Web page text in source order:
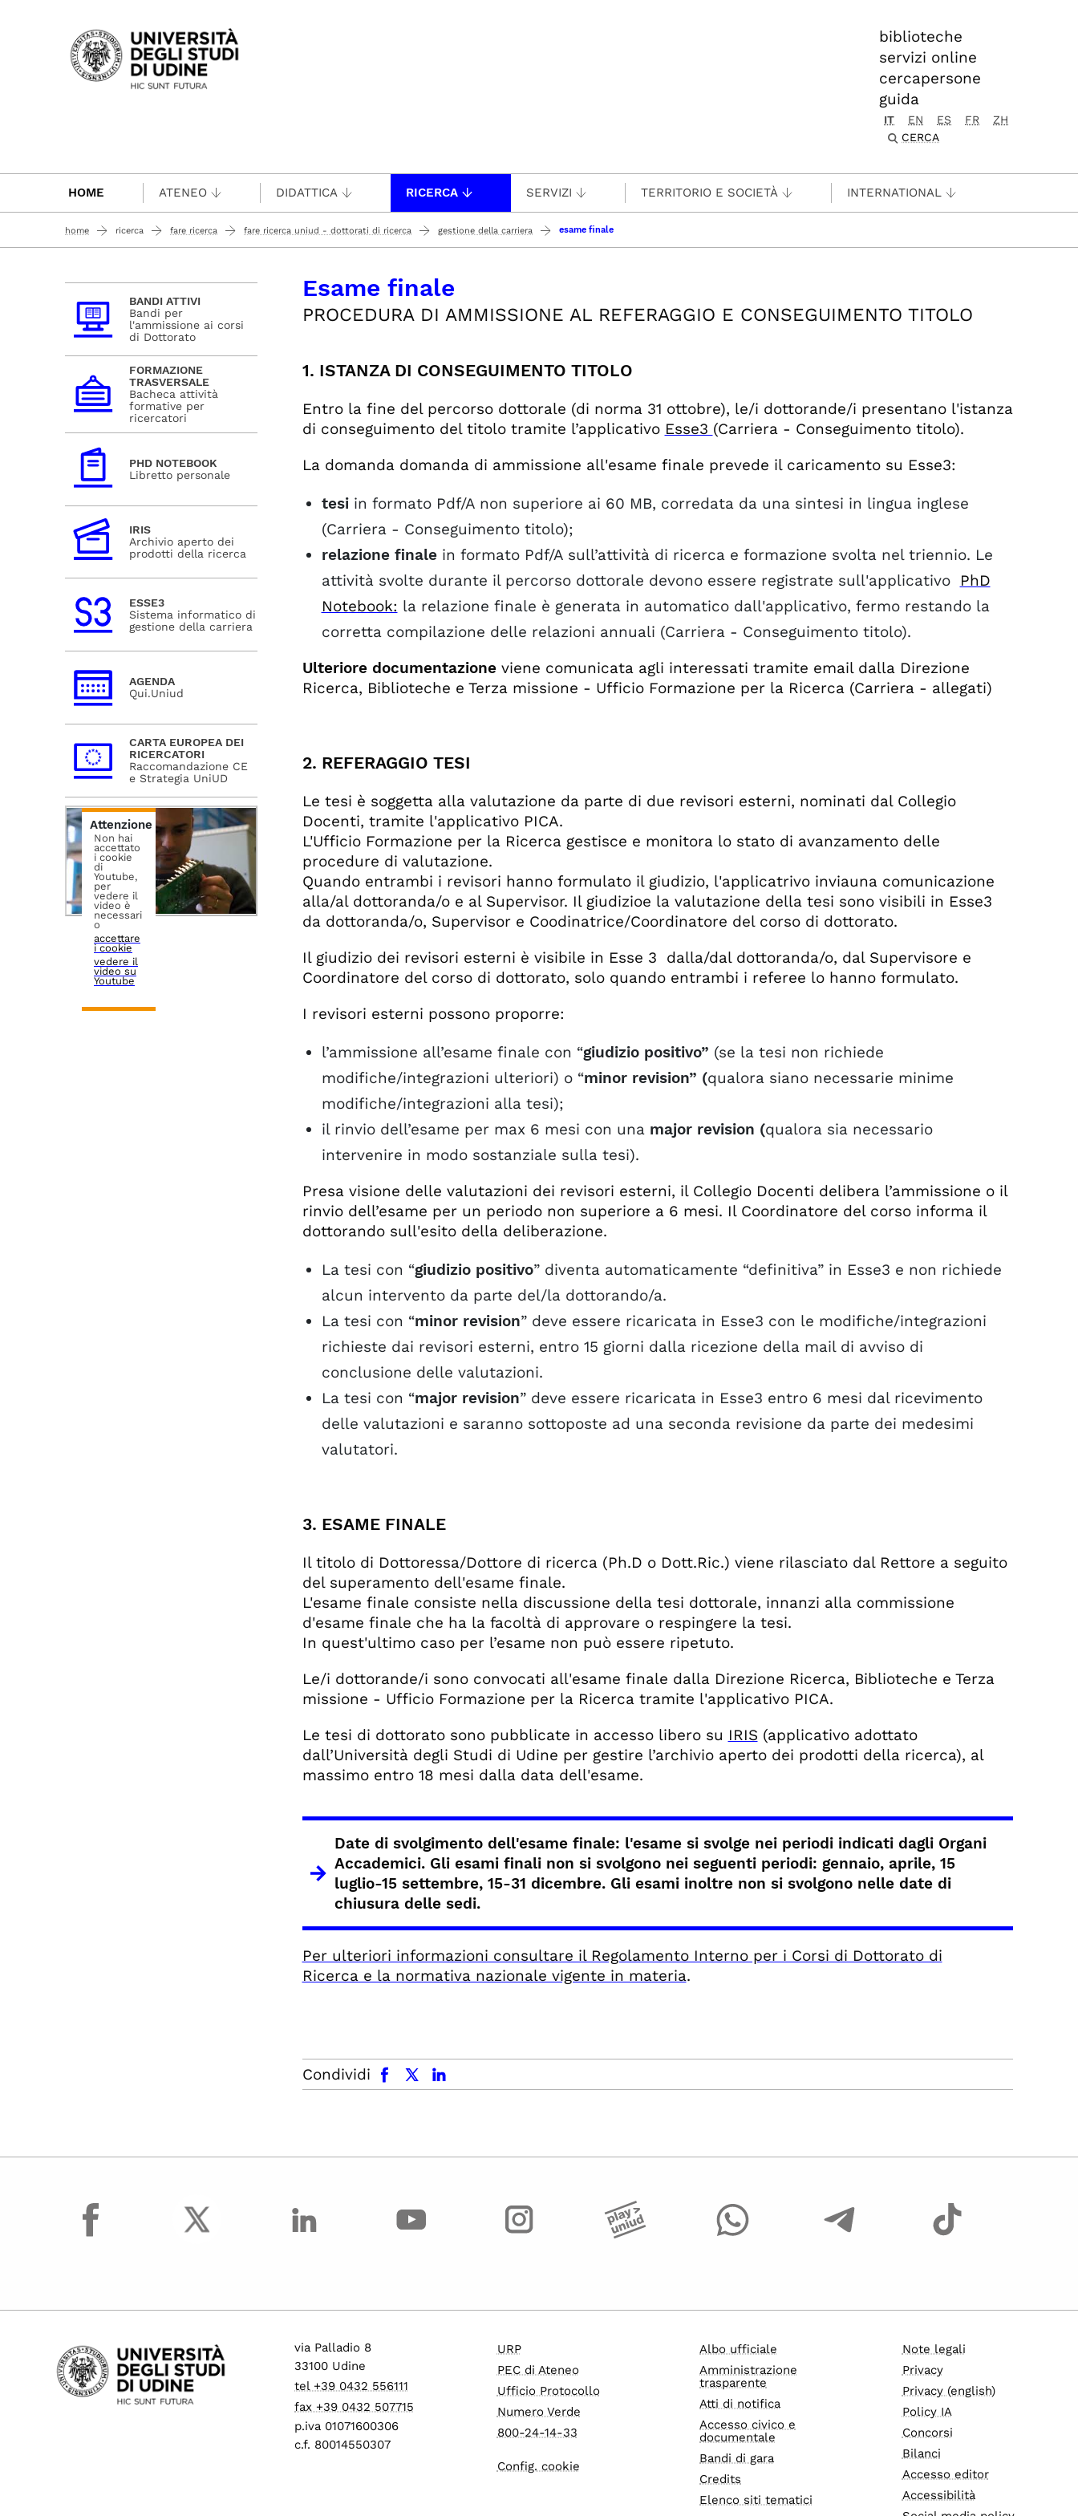
Passa al contenuto principale
biblioteche
servizi online
cercapersone
guida
IT EN ES FR
ZH
CERCA
HOME ATENEO DIDATTICA RICERCA SERVIZI TERRITORIO E SOCIETÀ INTERNATIONAL
home ricerca fare ricerca fare ricerca uniud - dottorati di ricerca gestione della carriera esame finale
Esame finale
PROCEDURA DI AMMISSIONE AL REFERAGGIO E CONSEGUIMENTO TITOLO
1. ISTANZA DI CONSEGUIMENTO TITOLO
Entro la fine del percorso dottorale (di norma 31 ottobre), le/i dottorande/i presentano l'istanza
di conseguimento del titolo tramite l’applicativo Esse3 (Carriera - Conseguimento titolo).
La domanda domanda di ammissione all'esame finale prevede il caricamento su Esse3:
tesiin formato Pdf/A non superiore ai 60 MB, corredata da una sintesi in lingua inglese
(Carriera - Conseguimento titolo);
relazione finalein formato Pdf/A sull’attività di ricerca e formazione svolta nel triennio. Le
attività svolte durante il percorso dottorale devono essere registrate sull'applicativo
PhD
Notebook: la relazione finale è generata in automatico dall'applicativo, fermo restando la
corretta compilazione delle relazioni annuali (Carriera - Conseguimento titolo).
Ulteriore documentazione viene comunicata agli interessati tramite email dalla Direzione
Ricerca, Biblioteche e Terza missione - Ufficio Formazione per la Ricerca (Carriera - allegati)
2. REFERAGGIO TESI
Le tesi è soggetta alla valutazione da parte di due revisori esterni, nominati dal Collegio
Docenti, tramite l'applicativo PICA.
L'Ufficio Formazione per la Ricerca gestisce e monitora lo stato di avanzamento delle
procedure di valutazione.
Quando entrambi i revisori hanno formulato il giudizio, l'applicatrivo inviauna comunicazione
alla/al dottoranda/o e al Supervisor. Il giudizioe la valutazione della tesi sono visibili in Esse3
da dottoranda/o, Supervisor e Coodinatrice/Coordinatore del corso di dottorato.
Il giudizio dei revisori esterni è visibile in Esse 3 dalla/dal dottoranda/o, dal Supervisore e
Coordinatore del corso di dottorato, solo quando entrambi i referee lo hanno formulato.
I revisori esterni possono proporre:
l’ammissione all’esame finale con “giudizio positivo” (se la tesi non richiede
modifiche/integrazioni ulteriori) o “minor revision” (qualora siano necessarie minime
modifiche/integrazioni alla tesi);
il rinvio dell’esame per max 6 mesi con una major revision (qualora sia necessario
intervenire in modo sostanziale sulla tesi).
Presa visione delle valutazioni dei revisori esterni, il Collegio Docenti delibera l’ammissione o il
rinvio dell’esame per un periodo non superiore a 6 mesi. Il Coordinatore del corso informa il
dottorando sull'esito della deliberazione.
La tesi con “giudizio positivo” diventa automaticamente “definitiva” in Esse3 e non richiede
alcun intervento da parte del/la dottorando/a.
La tesi con “minor revision” deve essere ricaricata in Esse3 con le modifiche/integrazioni
richieste dai revisori esterni, entro 15 giorni dalla ricezione della mail di avviso di
conclusione delle valutazioni.
La tesi con “major revision” deve essere ricaricata in Esse3 entro 6 mesi dal ricevimento
delle valutazioni e saranno sottoposte ad una seconda revisione da parte dei medesimi
valutatori.
3. ESAME FINALE
Il titolo di Dottoressa/Dottore di ricerca (Ph.D o Dott.Ric.) viene rilasciato dal Rettore a seguito
del superamento dell'esame finale.
L'esame finale consiste nella discussione della tesi dottorale, innanzi alla commissione
d'esame finale che ha la facoltà di approvare o respingere la tesi.
In quest'ultimo caso per l’esame non può essere ripetuto.
Le/i dottorande/i sono convocati all'esame finale dalla Direzione Ricerca, Biblioteche e Terza
missione - Ufficio Formazione per la Ricerca tramite l'applicativo PICA.
Le tesi di dottorato sono pubblicate in accesso libero su IRIS (applicativo adottato
dall’Università degli Studi di Udine per gestire l’archivio aperto dei prodotti della ricerca), al
massimo entro 18 mesi dalla data dell'esame.
Date di svolgimento dell'esame finale: l'esame si svolge nei periodi indicati dagli Organi
Accademici. Gli esami finali non si svolgono nei seguenti periodi: gennaio, aprile, 15
luglio-15 settembre, 15-31 dicembre. Gli esami inoltre non si svolgono nelle date di
chiusura delle sedi.
Per ulteriori informazioni consultare il Regolamento Interno per i Corsi di Dottorato di
Ricerca e la normativa nazionale vigente in materia.
Condividi
facebook x.com linkedin
BANDI ATTIVI
Bandi per
l'ammissione ai corsi
di Dottorato
FORMAZIONE
TRASVERSALE
Bacheca attività
formative per
ricercatori
PHD NOTEBOOK
Libretto personale
IRIS
Archivio aperto dei
prodotti della ricerca
ESSE3
Sistema informatico di
gestione della carriera
AGENDA
Qui.Uniud
CARTA EUROPEA DEI
RICERCATORI
Raccomandazione CE
e Strategia UniUD
Attenzione
Non hai
accettato
i cookie
di
Youtube,
per
vedere il
video è
necessari
o
accettare
i cookie
vedere il
video su
Youtube
facebook
via Palladio 8
33100 Udine
tel +39 0432 556111
fax +39 0432 507715
p.iva 01071600306
c.f. 80014550307
URP
PEC di Ateneo
Ufficio Protocollo
Numero Verde
800-24-14-33
Config. cookie
Albo ufficiale
Amministrazione
trasparente
Atti di notifica
Accesso civico e
documentale
Bandi di gara
Credits
Elenco siti tematici
Note legali
Privacy
Privacy (english)
Policy IA
Concorsi
Bilanci
Accesso editor
Accessibilità